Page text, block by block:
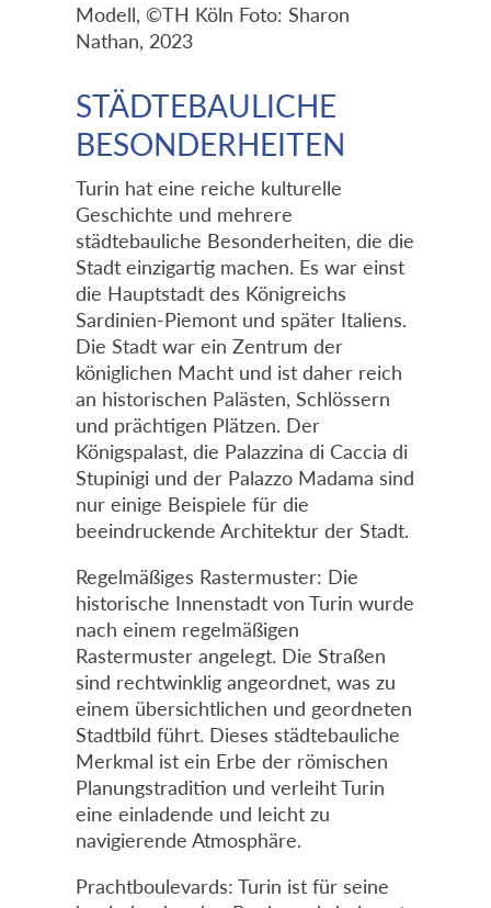
Modell, ©TH Köln Foto: Sharon
Nathan, 2023
STÄDTEBAULICHE
BESONDERHEITEN
Turin hat eine reiche kulturelle
Geschichte und mehrere
städtebauliche Besonderheiten, die die
Stadt einzigartig machen. Es war einst
die Hauptstadt des Königreichs
Sardinien-Piemont und später Italiens.
Die Stadt war ein Zentrum der
königlichen Macht und ist daher reich
an historischen Palästen, Schlössern
und prächtigen Plätzen. Der
Königspalast, die Palazzina di Caccia di
Stupinigi und der Palazzo Madama sind
nur einige Beispiele für die
beeindruckende Architektur der Stadt.
Regelmäßiges Rastermuster: Die
historische Innenstadt von Turin wurde
nach einem regelmäßigen
Rastermuster angelegt. Die Straßen
sind rechtwinklig angeordnet, was zu
einem übersichtlichen und geordneten
Stadtbild führt. Dieses städtebauliche
Merkmal ist ein Erbe der römischen
Planungstradition und verleiht Turin
eine einladende und leicht zu
navigierende Atmosphäre.
Prachtboulevards: Turin ist für seine